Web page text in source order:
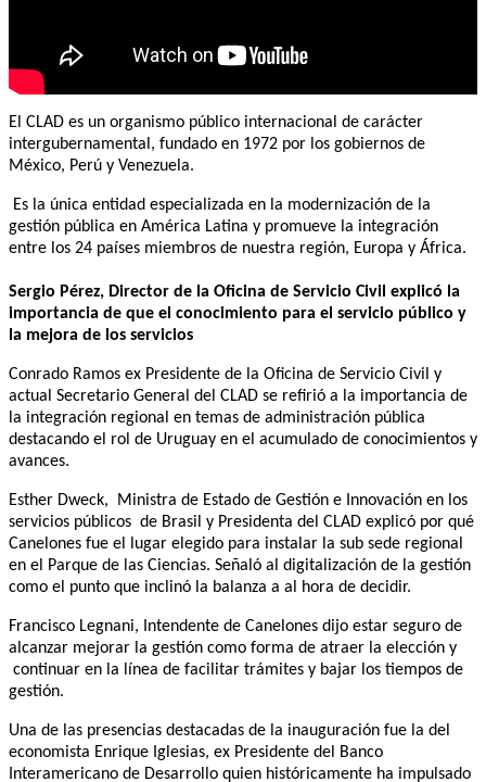
El CLAD es un organismo público internacional de carácter
intergubernamental, fundado en 1972 por los gobiernos de
México, Perú y Venezuela.
Es la única entidad especializada en la modernización de la
gestión pública en América Latina y promueve la integración
entre los 24 países miembros de nuestra región, Europa y África.
Sergio Pérez, Director de la Oficina de Servicio Civil explicó la
importancia de que el conocimiento para el servicio público y
la mejora de los servicios
Conrado Ramos ex Presidente de la Oficina de Servicio Civil y
actual Secretario General del CLAD se refirió a la importancia de
la integración regional en temas de administración pública
destacando el rol de Uruguay en el acumulado de conocimientos y
avances.
Esther Dweck, Ministra de Estado de Gestión e Innovación en los
servicios públicos de Brasil y Presidenta del CLAD explicó por qué
Canelones fue el lugar elegido para instalar la sub sede regional
en el Parque de las Ciencias. Señaló al digitalización de la gestión
como el punto que inclinó la balanza a al hora de decidir.
Francisco Legnani, Intendente de Canelones dijo estar seguro de
alcanzar mejorar la gestión como forma de atraer la elección y
continuar en la línea de facilitar trámites y bajar los tiempos de
gestión.
Una de las presencias destacadas de la inauguración fue la del
economista Enrique Iglesias, ex Presidente del Banco
Interamericano de Desarrollo quien históricamente ha impulsado